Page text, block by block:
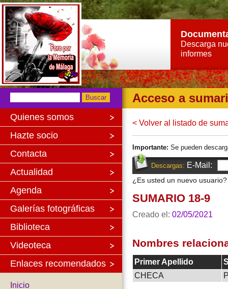
Descarga
informes
Quienes somos
Hazte socio
Contacta
Actualidad
Agenda
Galerías fotográficas
Biblioteca
Videoteca
Enlaces recomendados
Inicio
Acceso a
< Volver al listado de
Importante: Se pueden
Descargas: E-Mail:
¿Es usted un nuevo
SUMARIO 18-9
Creado el: 02/05/2021
Nombres
Primer Apellido
CHECA